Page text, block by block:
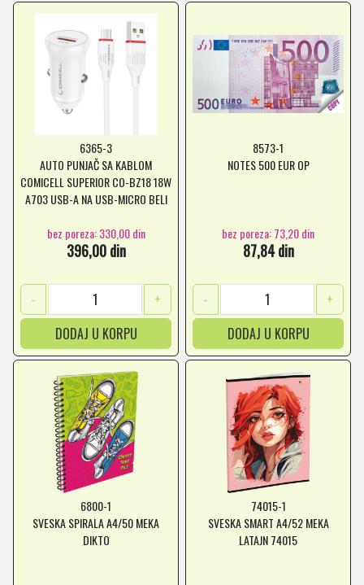
6365-3
AUTO PUNJAČ SA KABLOM
COMICELL SUPERIOR CO-BZ18 18W
A703 USB-A NA USB-MICRO BELI
bez poreza: 330,00 din
396,00 din
-
+
DODAJ U KORPU
8573-1
NOTES 500 EUR OP
bez poreza: 73,20 din
87,84 din
-
+
DODAJ U KORPU
6800-1
SVESKA SPIRALA A4/50 MEKA
DIKTO
74015-1
SVESKA SMART A4/52 MEKA
LATAJN 74015